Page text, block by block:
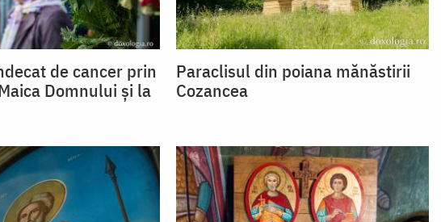
de cancer prin
Domnului și la
Paraclisul din poiana mănăstirii
Cozancea